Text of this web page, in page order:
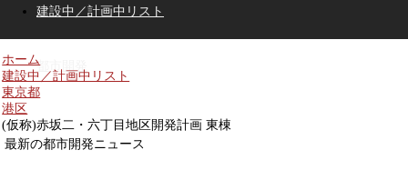
建設中／計画中リスト
都市開発
ホーム
建設中／計画中リスト
東京都
港区
(仮称)赤坂二・六丁目地区開発計画 東棟
最新の都市開発ニュース